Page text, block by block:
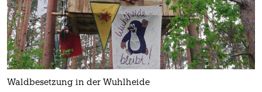
Waldbesetzung in der Wuhlheide